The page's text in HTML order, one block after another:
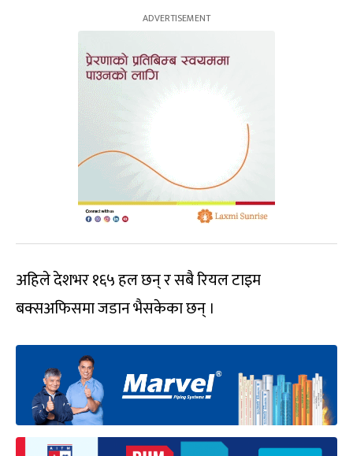
अहिले देशभर १६५ हल छन् र सबै रियल टाइम
बक्सअफिसमा जडान भैसकेका छन् ।